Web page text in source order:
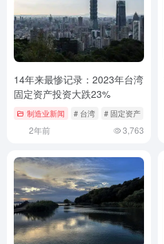
14年来最惨记录：2023年台湾
固定资产投资大跌23%
制造业新闻 # 台湾 # 固定资产
2年前 3,763